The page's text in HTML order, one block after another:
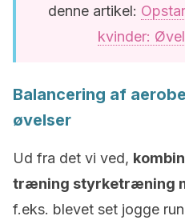
denne artikel:
kvinder:
Balancering af
øvelser
Ud fra det vi ved,
træning styrketræning
f.eks. blevet set jogge